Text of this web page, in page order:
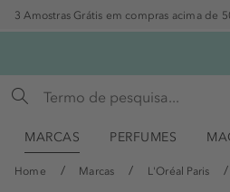
3 Amostras Grátis em compras acima de
MARCAS PERFUMES
Home Marcas L'Oréal Paris